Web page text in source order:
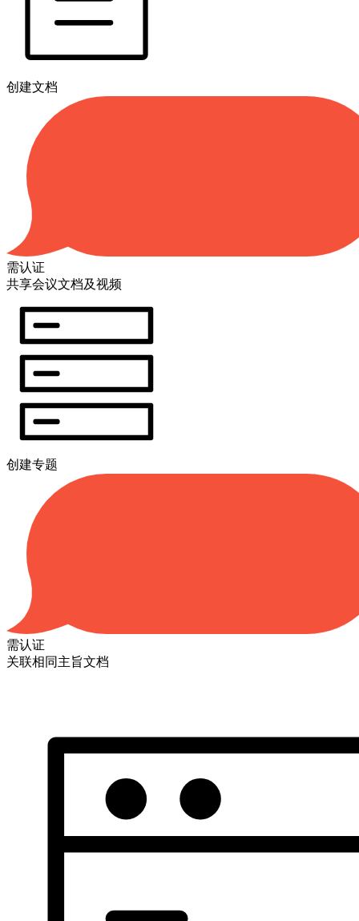
创建文档
需认证
共享会议文档及视频
创建专题
需认证
关联相同主旨文档